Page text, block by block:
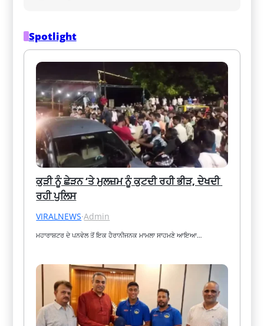
Spotlight
ਕੁੜੀ ਨੂੰ ਛੇੜਨ ‘ਤੇ ਮੁਲਜ਼ਮ ਨੂੰ ਕੁਟਦੀ ਰਹੀ ਭੀੜ, ਦੇਖਦੀ
ਰਹੀ ਪੁਲਿਸ
VIRALNEWS·Admin
ਮਹਾਰਾਸ਼ਟਰ ਦੇ ਪਨਵੇਲ ਤੋਂ ਇਕ ਹੈਰਾਨੀਜਨਕ ਮਾਮਲਾ ਸਾਹਮਣੇ ਆਇਆ…